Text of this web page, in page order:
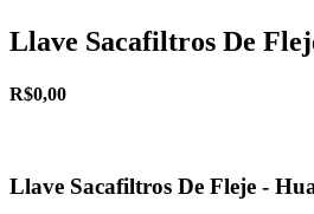
Llave Sacafiltros De
R$0,00
Llave Sacafiltros De Fleje -